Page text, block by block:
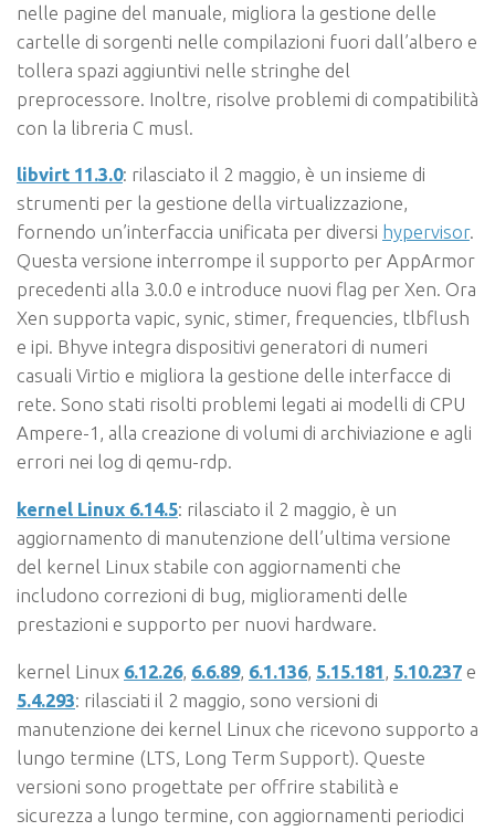
nelle pagine del manuale, migliora la gestione delle
cartelle di sorgenti nelle compilazioni fuori dall’albero e
tollera spazi aggiuntivi nelle stringhe del
preprocessore. Inoltre, risolve problemi di compatibilità
con la libreria C musl.
libvirt 11.3.0: rilasciato il 2 maggio, è un insieme di
strumenti per la gestione della virtualizzazione,
fornendo un’interfaccia unificata per diversi hypervisor.
Questa versione interrompe il supporto per AppArmor
precedenti alla 3.0.0 e introduce nuovi flag per Xen. Ora
Xen supporta vapic, synic, stimer, frequencies, tlbflush
e ipi. Bhyve integra dispositivi generatori di numeri
casuali Virtio e migliora la gestione delle interfacce di
rete. Sono stati risolti problemi legati ai modelli di CPU
Ampere-1, alla creazione di volumi di archiviazione e agli
errori nei log di qemu-rdp.
kernel Linux 6.14.5: rilasciato il 2 maggio, è un
aggiornamento di manutenzione dell’ultima versione
del kernel Linux stabile con aggiornamenti che
includono correzioni di bug, miglioramenti delle
prestazioni e supporto per nuovi hardware.
kernel Linux 6.12.26, 6.6.89, 6.1.136, 5.15.181, 5.10.237 e
5.4.293: rilasciati il 2 maggio, sono versioni di
manutenzione dei kernel Linux che ricevono supporto a
lungo termine (LTS, Long Term Support). Queste
versioni sono progettate per offrire stabilità e
sicurezza a lungo termine, con aggiornamenti periodici